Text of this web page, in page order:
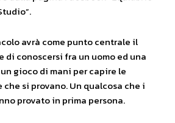
avrà come punto centrale il
di conoscersi fra un uomo ed una
gioco di mani per capire le
si provano. Un qualcosa che i
provato in prima persona.